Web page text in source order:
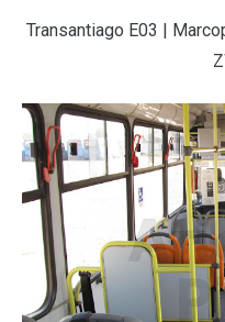
Transantiago E03 |